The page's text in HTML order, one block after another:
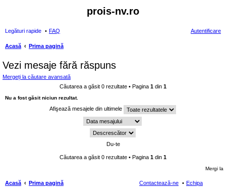
prois-nv.ro
Legături rapide FAQ Autentificare
Acasă
Prima pagină
Vezi mesaje fără răspuns
Mergeți la căutare avansată
Căutarea a găsit 0 rezultate • Pagina 1 din 1
Nu a fost găsit niciun rezultat.
Afişează mesajele din ultimele
Căutarea a găsit 0 rezultate • Pagina 1 din 1
Mergi la
Acasă Prima pagină Echipa
Contactează-ne